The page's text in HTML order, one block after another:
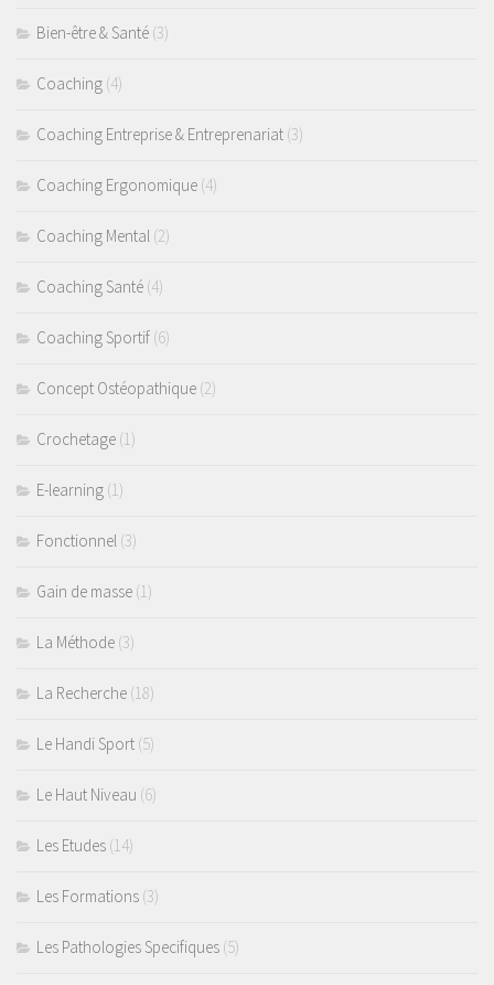
Bien-être & Santé (3)
Coaching (4)
Coaching Entreprise & Entreprenariat (3)
Coaching Ergonomique (4)
Coaching Mental (2)
Coaching Santé (4)
Coaching Sportif (6)
Concept Ostéopathique (2)
Crochetage (1)
E-learning (1)
Fonctionnel (3)
Gain de masse (1)
La Méthode (3)
La Recherche (18)
Le Handi Sport (5)
Le Haut Niveau (6)
Les Etudes (14)
Les Formations (3)
Les Pathologies Specifiques (5)